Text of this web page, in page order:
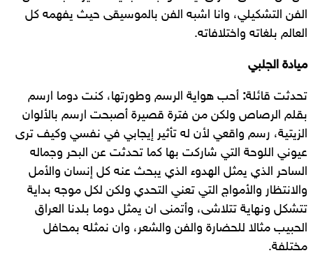
الفن التشكيلي، وانا اشبه الفن بالموسيقى حيث يفهمه كل
العالم بلغاته واختلافاته.
ميادة الجلبي
تحدثت قائلة: أحب هواية الرسم وطورتها، كنت دوما ارسم
بقلم الرصاص ولكن من فترة قصيرة أصبحت ارسم بالألوان
الزيتية، رسم واقعي لأن له تأثير إيجابي في نفسي وكيف ترى
عيوني اللوحة التي شاركت بها كما تحدثت عن البحر وجماله
الساحر الذي يمثل الهدوء الذي يبحث عنه كل إنسان والأمل
والانتظار والأمواج التي تعني التحدي ولكن لكل موجه بداية
تتشكل ونهاية تتلاشى، وأتمنى ان يمثل دوما بلدنا العراق
الحبيب مثالا للحضارة والفن والشعر، وان نمثله بمحافل
مختلفة.